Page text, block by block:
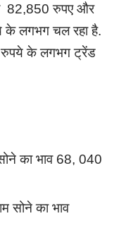
82,850 रुपए और
के लगभग चल रहा है.
रुपये के लगभग ट्रेंड
का भाव 68, 040
सोने का भाव